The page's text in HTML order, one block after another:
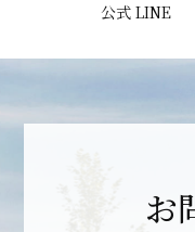
公式 LINE
お